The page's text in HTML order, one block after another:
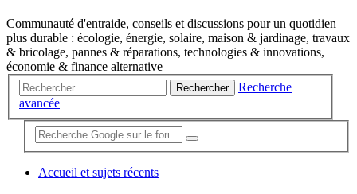
Communauté d'entraide, conseils et discussions pour un quotidien
plus durable : écologie, énergie, solaire, maison & jardinage, travaux
& bricolage, pannes & réparations, technologies & innovations,
économie & finance alternative
Rechercher
Recherche
avancée
Accueil et sujets récents